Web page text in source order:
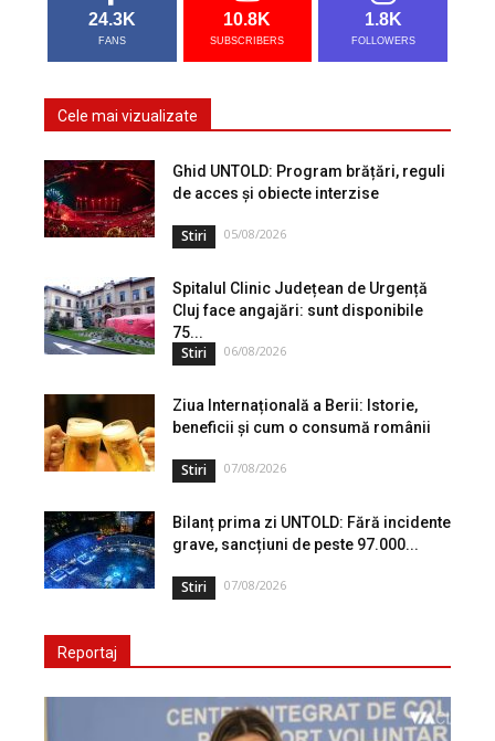
24.3K
FANS
10.8K
SUBSCRIBERS
1.8K
FOLLOWERS
Cele mai vizualizate
Ghid UNTOLD: Program brățări, reguli
de acces și obiecte interzise
Stiri 05/08/2026
Spitalul Clinic Județean de Urgență
Cluj face angajări: sunt disponibile
75...
Stiri 06/08/2026
Ziua Internațională a Berii: Istorie,
beneficii și cum o consumă românii
Stiri 07/08/2026
Bilanț prima zi UNTOLD: Fără incidente
grave, sancțiuni de peste 97.000...
Stiri 07/08/2026
Reportaj